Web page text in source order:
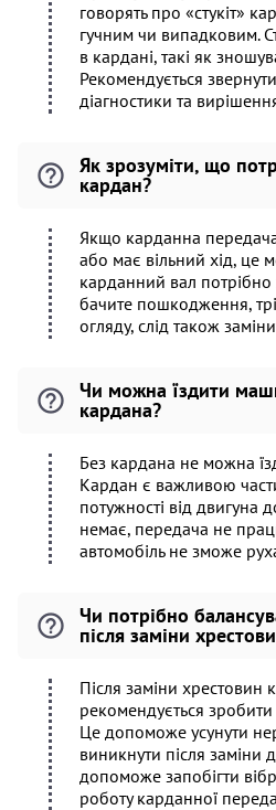
говорять про «стукіт»
гучним чи випадковим.
в кардані, такі як
Рекомендується
діагностики та
Як зрозуміти, що
кардан?
Якщо карданна
або має вільний хід, це
карданний вал
бачите пошкодження,
огляду, слід також
Чи можна їздити
кардана?
Без кардана не можна
Кардан є важливою
потужності від двигуна
немає, передача не
автомобіль не зможе
Чи потрібно
після заміни
Після заміни хрестовин
рекомендується
Це допоможе усунути
виникнути після заміни
допоможе запобігти
роботу карданної